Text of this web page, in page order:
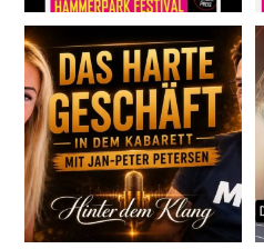
oxmoxhh
6 0